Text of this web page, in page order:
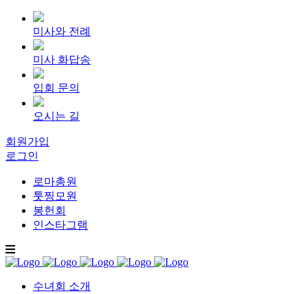
미사와 전례
미사 화답송
입회 문의
오시는 길
회원가입
로그인
로마총원
툿찡모원
봉헌회
인스타그램
수녀회 소개